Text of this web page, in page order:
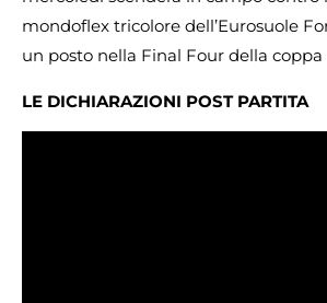
mondoflex tricolore dell’Eurosuole
un posto nella Final Four della coppa
LE DICHIARAZIONI POST PARTITA